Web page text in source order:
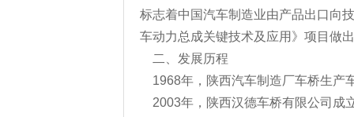
标志着中国汽车制造业由产品出口向
车动力总成关键技术及应用》项目做
二、发展历程
1968年，陕西汽车制造厂车桥生产
2003年，陕西汉德车桥有限公司成